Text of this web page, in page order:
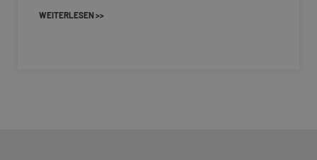
WEITERLESEN >>